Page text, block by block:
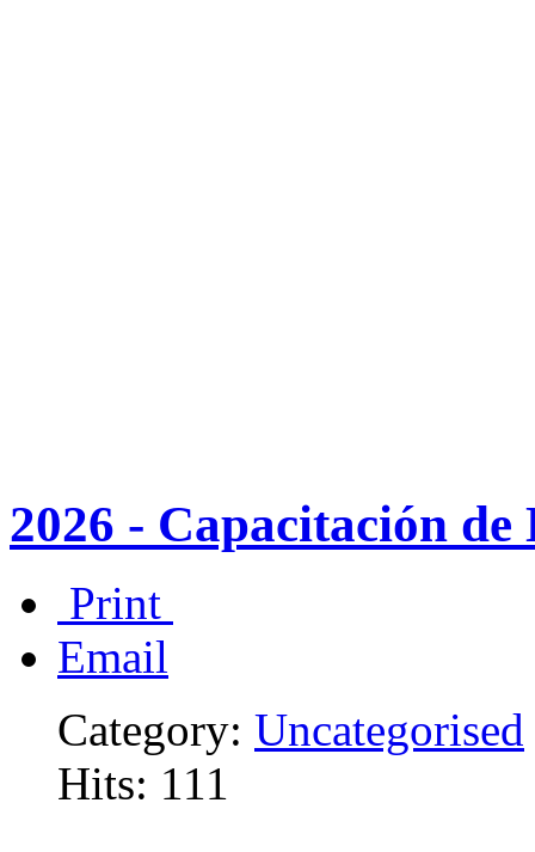
2026 - Capacitación de
Print
Email
Category: Uncategorised
Hits: 111